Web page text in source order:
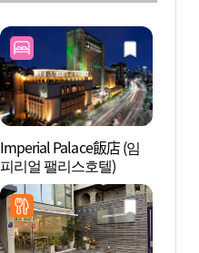
Imperial Palace飯店 (임
피리얼 팰리스호텔)